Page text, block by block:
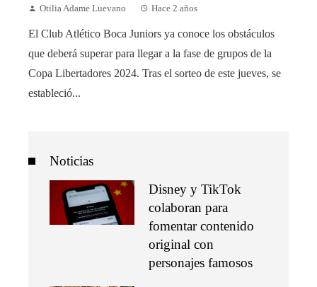
Otilia Adame Luevano Hace 2 años
El Club Atlético Boca Juniors ya conoce los obstáculos
que deberá superar para llegar a la fase de grupos de la
Copa Libertadores 2024. Tras el sorteo de este jueves, se
estableció...
Noticias
Disney y TikTok
colaboran para
fomentar contenido
original con
personajes famosos